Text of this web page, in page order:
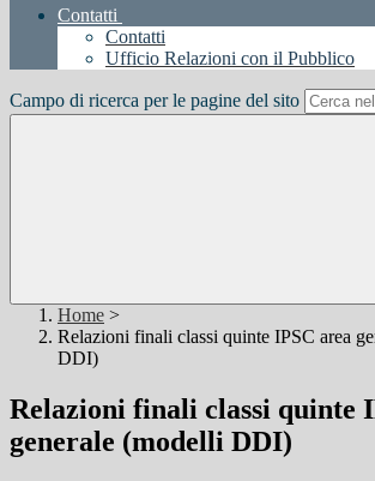
Contatti
Contatti
Ufficio Relazioni con il Pubblico
Campo di ricerca per le pagine del sito
Home >
Relazioni finali classi quinte IPSC area
DDI)
Relazioni finali classi quinte
generale (modelli DDI)